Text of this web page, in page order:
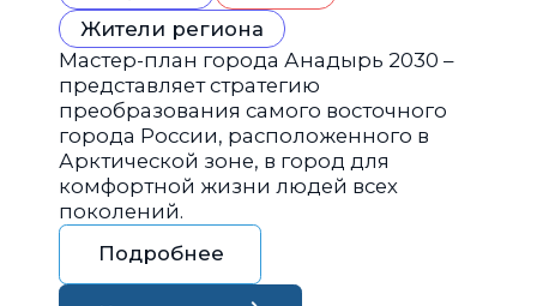
Жители региона
Мастер-план города Анадырь 2030 –
представляет стратегию
преобразования самого восточного
города России, расположенного в
Арктической зоне, в город для
комфортной жизни людей всех
поколений.
Подробнее